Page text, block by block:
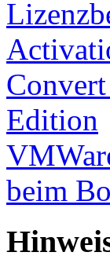
Edition
beim